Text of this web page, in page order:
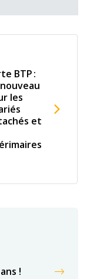
BTP :
les
et
!